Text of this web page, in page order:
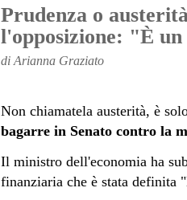
Prudenza o
l'opposizione: "È
di Arianna Graziato
Non chiamatela austerità, è
bagarre in Senato contro la
Il ministro dell'economia ha
finanziaria che è stata definita